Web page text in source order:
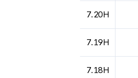
7.20H
7.19H
7.18H